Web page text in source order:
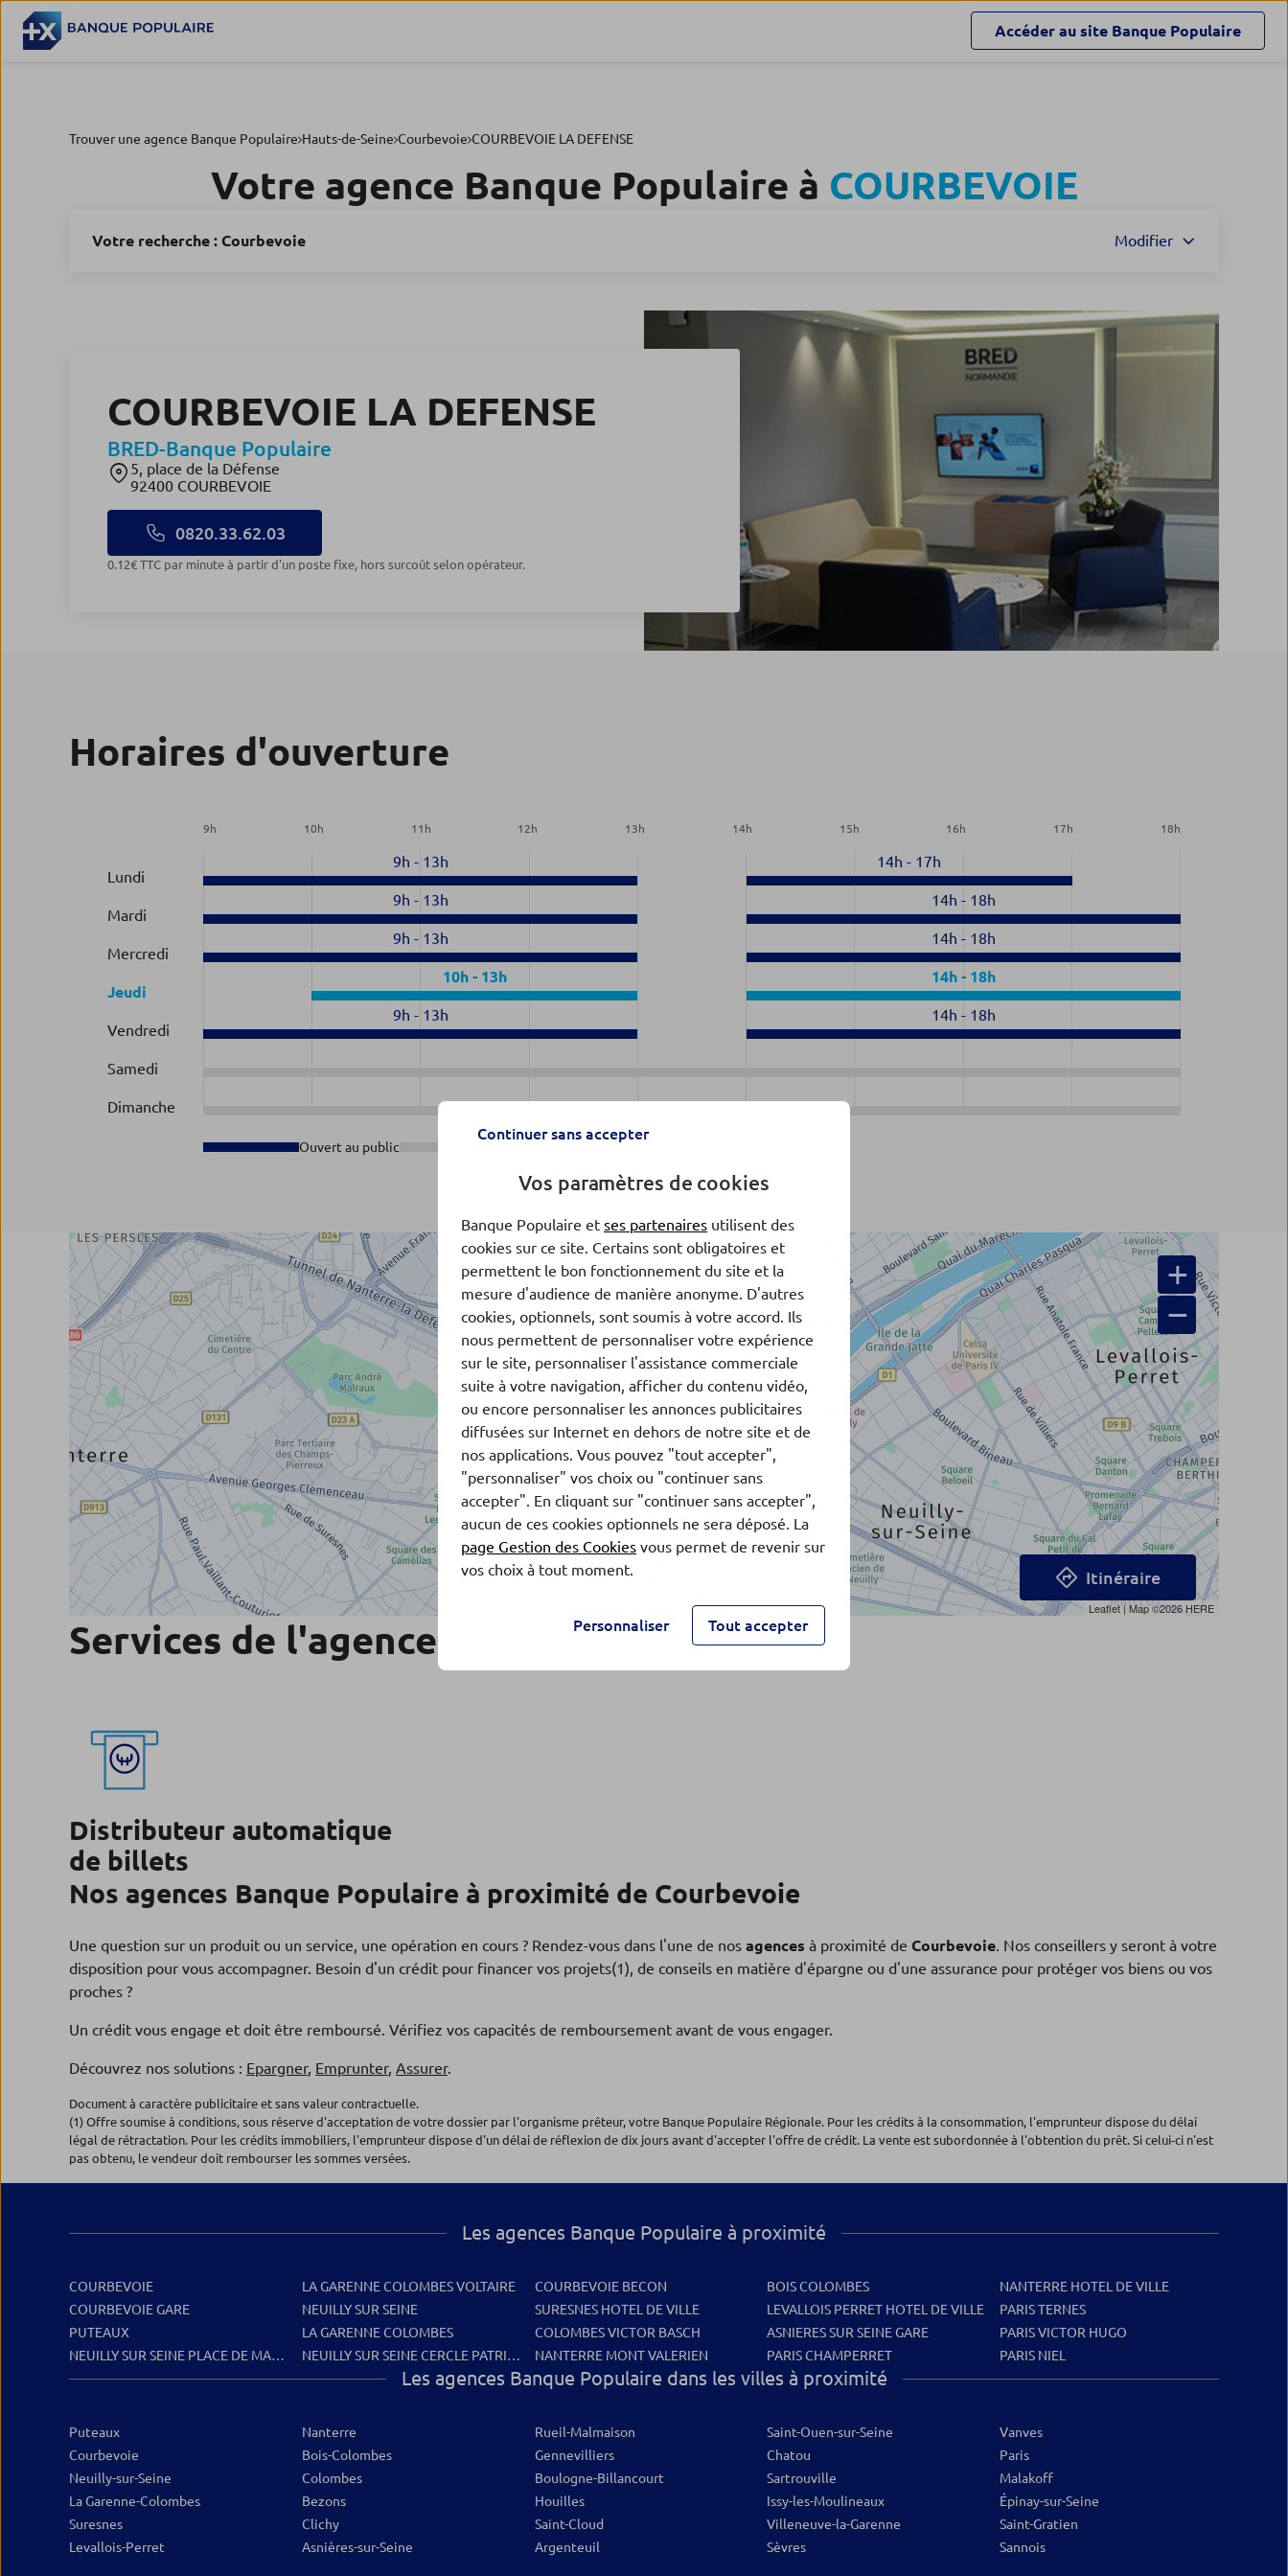
Accéder au site Banque Populaire
Trouver une agence Banque Populaire Hauts-de-Seine Courbevoie COURBEVOIE LA DEFENSE
Votre agence Banque Populaire à COURBEVOIE
Votre recherche : Courbevoie Modifier
COURBEVOIE LA DEFENSE
BRED-Banque Populaire
5, place de la Défense
92400 COURBEVOIE
0820.33.62.03
0.12€ TTC par minute à partir d'un poste fixe, hors surcoût selon opérateur.
Horaires d'ouverture
9h 10h 11 h 12h 13h 14h 15h 16h 17h 18h
Lundi
9h - 13h 14h - 17h
Mardi
9h - 13h 14h - 18h
Mercredi
9h - 13h 14h - 18h
Jeudi
10h- 13h 14h- 18h
Vendredi
9h - 13h 14h - 18h
Samedi
Dimanche
Ouvert au public
+
−
Leaflet| Map ©2026 HERE
Itinéraire
Services de l'agence
Distributeur automatique
de billets
Nos agences Banque Populaire à proximité de Courbevoie
Une question sur un produit ou un service, une opération en cours ? Rendez-vous dans l'une de nos agences à proximité de Courbevoie. Nos conseillers y seront à votre
disposition pour vous accompagner. Besoin d'un crédit pour financer vos projets(1), de conseils en matière d'épargne ou d'une assurance pour protéger vos biens ou vos
proches ?
Un crédit vous engage et doit être remboursé. Vérifiez vos capacités de remboursement avant de vous engager.
Découvrez nos solutions : Epargner, Emprunter, Assurer.
Document à caractère publicitaire et sans valeur contractuelle.
(1) Offre soumise à conditions, sous réserve d'acceptation de votre dossier par l'organisme prêteur, votre Banque Populaire Régionale. Pour les crédits à la consommation, l'emprunteur dispose du délai
légal de rétractation. Pour les crédits immobiliers, l'emprunteur dispose d'un délai de réflexion de dix jours avant d'accepter l'offre de crédit. La vente est subordonnée à l'obtention du prêt. Si celui-ci n'est
pas obtenu, le vendeur doit rembourser les sommes versées.
Les agences Banque Populaire à proximité
COURBEVOIE
COURBEVOIE GARE
PUTEAUX
NEUILLY SUR SEINE PLACE DE MADRID
LA GARENNE COLOMBES VOLTAIRE
NEUILLY SUR SEINE
LA GARENNE COLOMBES
NEUILLY SUR SEINE CERCLE PATRIMONIAL
COURBEVOIE BECON
SURESNES HOTEL DE VILLE
COLOMBES VICTOR BASCH
NANTERRE MONT VALERIEN
BOIS COLOMBES
LEVALLOIS PERRET HOTEL DE VILLE
ASNIERES SUR SEINE GARE
PARIS CHAMPERRET
NANTERRE HOTEL DE VILLE
PARIS TERNES
PARIS VICTOR HUGO
PARIS NIEL
Les agences Banque Populaire dans les villes à proximité
Puteaux
Courbevoie
Neuilly-sur-Seine
La Garenne-Colombes
Suresnes
Levallois-Perret
Nanterre
Bois-Colombes
Colombes
Bezons
Clichy
Asnières-sur-Seine
Rueil-Malmaison
Gennevilliers
Boulogne-Billancourt
Houilles
Saint-Cloud
Argenteuil
Saint-Ouen-sur-Seine
Chatou
Sartrouville
Issy-les-Moulineaux
Villeneuve-la-Garenne
Sèvres
Vanves
Paris
Malakoff
Épinay-sur-Seine
Saint-Gratien
Sannois
Continuer sans accepter
Vos paramètres de cookies
Banque Populaire et ses partenaires utilisent des
cookies sur ce site. Certains sont obligatoires et
permettent le bon fonctionnement du site et la
mesure d'audience de manière anonyme. D'autres
cookies, optionnels, sont soumis à votre accord. Ils
nous permettent de personnaliser votre expérience
sur le site, personnaliser l'assistance commerciale
suite à votre navigation, afficher du contenu vidéo,
ou encore personnaliser les annonces publicitaires
diffusées sur Internet en dehors de notre site et de
nos applications. Vous pouvez "tout accepter",
"personnaliser" vos choix ou "continuer sans
accepter". En cliquant sur "continuer sans accepter",
aucun de ces cookies optionnels ne sera déposé. La
page Gestion des Cookies vous permet de revenir sur
vos choix à tout moment.
Personnaliser Tout accepter